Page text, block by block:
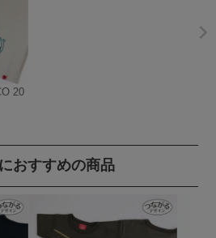
20
おすすめの商品